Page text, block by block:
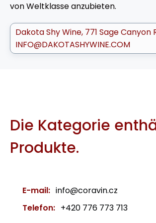
von Weltklasse anzubieten.
Dakota Shy Wine 771 Sage Canyon
INFO@DAKOTASHYWINE.COM
Die Kategorie
Produkte.
E-mail: info@coravin.cz
Telefon: +420 776 773 713